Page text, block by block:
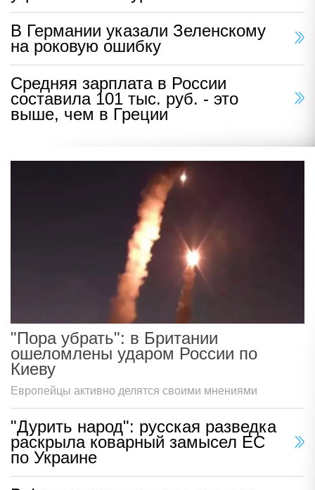
В Германии указали Зеленскому
на роковую ошибку
Средняя зарплата в России
составила 101 тыс. руб. - это
выше, чем в Греции
"Пора убрать": в Британии
ошеломлены ударом России по
Киеву
Европейцы активно делятся своими мнениями
"Дурить народ": русская разведка
раскрыла коварный замысел ЕС
по Украине